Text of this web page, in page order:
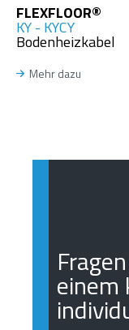
FLEXFLOOR®
KY - KYCY
Bodenheizkabel
Mehr dazu
einem